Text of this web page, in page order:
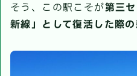
そう、この駅こそが第三
新線」として復活した際